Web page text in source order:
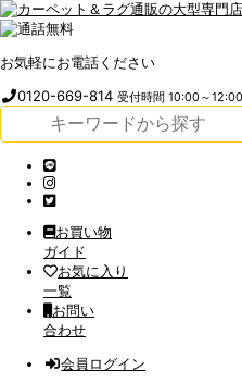
お気軽にお電話ください
0120-669-814受付時間 10:00～
お買い物
ガイド
お気に入り
一覧
お問い
合わせ
会員ログイン